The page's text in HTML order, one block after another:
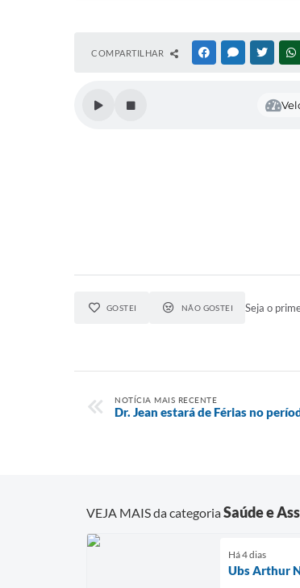
COMPARTILHAR FACEBOOKMESSENGER
GOSTEI NÃO GOSTEI Seja o
NOTÍCIA MAIS RECENTE
Dr. Jean estará de Férias no
VEJA MAIS da categoriaSaúde e
Há 4 dias
Ubs Arthur